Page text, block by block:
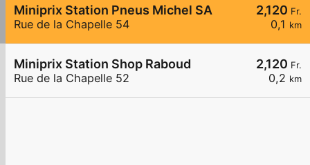
2,120 Fr.
0,1 km
Miniprix Station Pneus Michel SA
Rue de la Chapelle 54
2,120 Fr.
0,2 km
Miniprix Station Shop Raboud
Rue de la Chapelle 52